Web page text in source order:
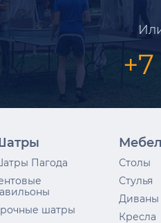
Пагода
шатры
Столы
Стулья
Диваны
Кресла